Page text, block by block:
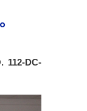
112-DC-